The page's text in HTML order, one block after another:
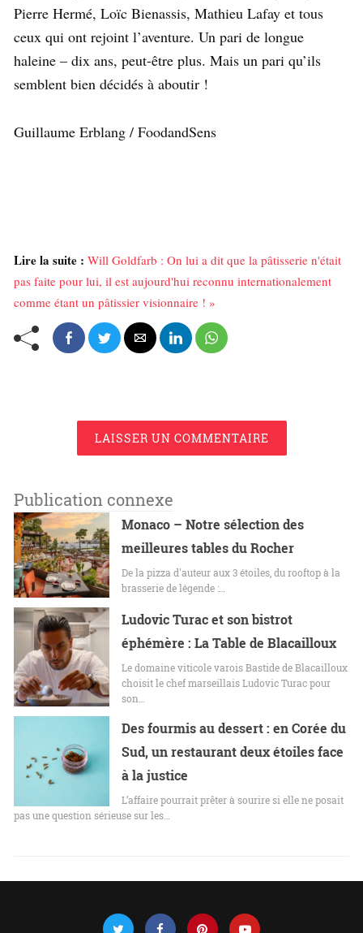
Pierre Hermé, Loïc Bienassis, Mathieu Lafay et tous
ceux qui ont rejoint l’aventure. Un pari de longue
haleine – dix ans, peut-être plus. Mais un pari qu’ils
semblent bien décidés à aboutir !
Guillaume Erblang / FoodandSens
Lire la suite : Will Goldfarb : On lui a dit que la pâtisserie n'était
pas faite pour lui, il est aujourd'hui reconnu internationalement
comme étant un pâtissier visionnaire ! »
LAISSER UN COMMENTAIRE
Publication connexe
Monaco – Notre sélection des
meilleures tables du Rocher
De la pizza d'auteur aux 3 étoiles, du rooftop à la
brasserie de légende :…
Ludovic Turac et son bistrot
éphémère : La Table de Blacailloux
Le domaine viticole varois Bastide de Blacailloux
choisit le chef marseillais Ludovic Turac pour
son…
Des fourmis au dessert : en Corée du
Sud, un restaurant deux étoiles face
à la justice
L’affaire pourrait prêter à sourire si elle ne posait
pas une question sérieuse sur les…